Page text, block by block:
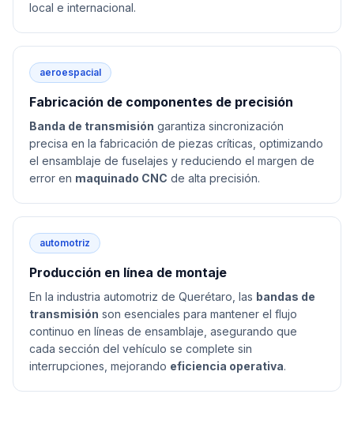
local e internacional.
aeroespacial
Fabricación de componentes de precisión
Banda de transmisión garantiza sincronización
precisa en la fabricación de piezas críticas, optimizando
el ensamblaje de fuselajes y reduciendo el margen de
error en maquinado CNC de alta precisión.
automotriz
Producción en línea de montaje
En la industria automotriz de Querétaro, las bandas de
transmisión son esenciales para mantener el flujo
continuo en líneas de ensamblaje, asegurando que
cada sección del vehículo se complete sin
interrupciones, mejorando eficiencia operativa.